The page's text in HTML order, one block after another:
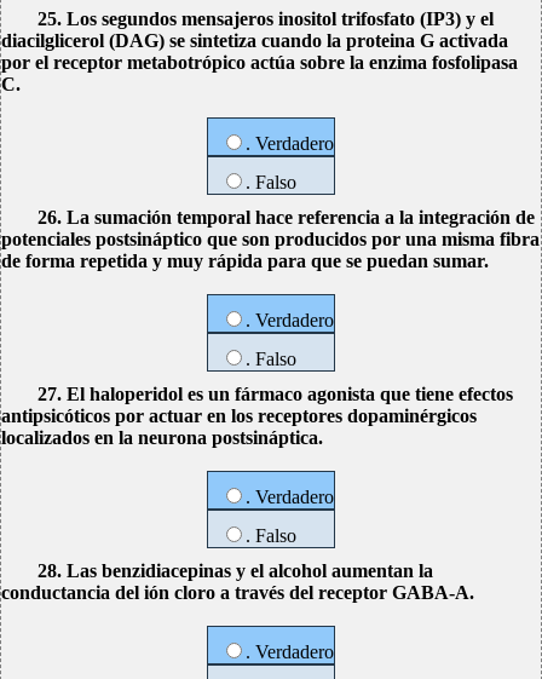
25. Los segundos mensajeros inositol trifosfato (IP3) y el
diacilglicerol (DAG) se sintetiza cuando la proteina G activada
por el receptor metabotrópico actúa sobre la enzima fosfolipasa
C.
. Verdadero
. Falso
26. La sumación temporal hace referencia a la integración de
potenciales postsináptico que son producidos por una misma fibra
de forma repetida y muy rápida para que se puedan sumar.
. Verdadero
. Falso
27. El haloperidol es un fármaco agonista que tiene efectos
antipsicóticos por actuar en los receptores dopaminérgicos
localizados en la neurona postsináptica.
. Verdadero
. Falso
28. Las benzidiacepinas y el alcohol aumentan la
conductancia del ión cloro a través del receptor GABA-A.
. Verdadero